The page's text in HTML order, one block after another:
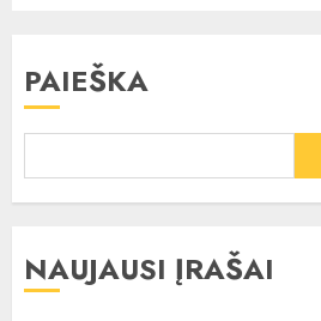
PAIEŠKA
NAUJAUSI ĮRAŠAI